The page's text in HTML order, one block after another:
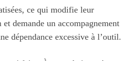
ce qui modifie leur
demande un accompagnement
dépendance excessive à l’outil.